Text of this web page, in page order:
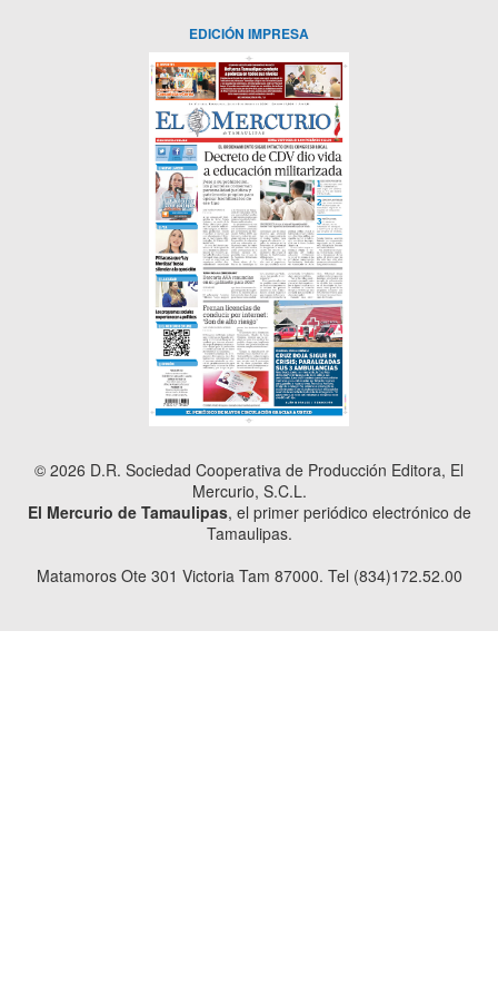
EDICIÓN IMPRESA
© 2026 D.R. Sociedad Cooperativa de Producción Editora, El
Mercurio, S.C.L.
El Mercurio de Tamaulipas, el primer periódico electrónico de
Tamaulipas.
Matamoros Ote 301 Victoria Tam 87000. Tel (834)172.52.00